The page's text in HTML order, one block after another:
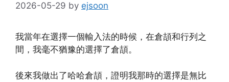
2026-05-29 by ejsoon
我當年在選擇一個輸入法的時候，在倉頡和行列之
間，我毫不猶豫的選擇了倉頡。
後來我做出了哈哈倉頡，證明我那時的選擇是無比